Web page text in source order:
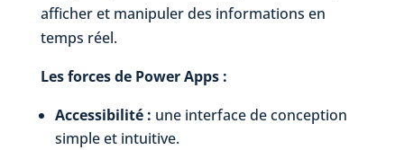
afficher et manipuler des informations en
temps réel.
Les forces de Power Apps :
Accessibilité : une interface de conception
simple et intuitive.